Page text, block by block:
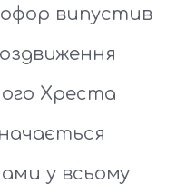
випустив
Хреста
у всьому